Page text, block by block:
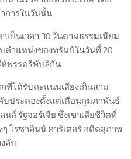
การในวันนั้น
เป็นเวลา 30 วันตามธรรมเนียม
ตำแหน่งของทรัมป์ในวันที่ 20
ห้พรรครีพับลิกัน
ที่ได้รับคะแนนเสียงเกินสาม
บประคองตั้งแต่เดือนกุมภาพันธ์
นส์ รัฐจอร์เจีย ซึ่งเขาเสียชีวิตที่
ๆ โรซาลินน์ คาร์เตอร์ อดีตสุภาพ
ลับ.